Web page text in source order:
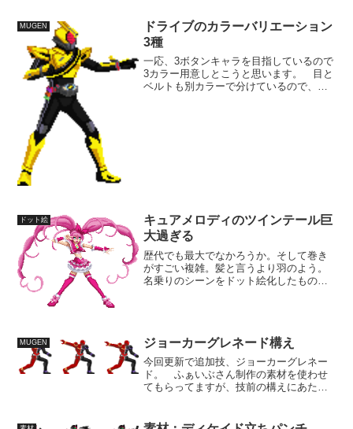
MUGEN
ドライブのカラーバリエーション
3種
一応、3ボタンキャラを目指しているので
3カラー用意しとこうと思います。 目と
ベルトも別カラーで分けているので、ゴ
ドット絵
キュアメロディのツインテール巨
大過ぎる
歴代でも最大でなかろうか。そして巻き
がすごい複雑。髪と言うより羽のよう。
名乗りのシーンをドット絵化したもので
MUGEN ジョーカーグレネード構え
今回更新で追加技、ジョーカーグレネー
ド。 ふぁいぶさん制作の素材を使わせ
てもらってますが、技前の構えにあたる
た。 技の動かし方自体も、もっと捻っ